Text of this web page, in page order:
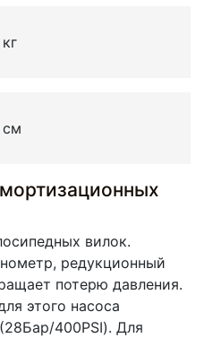
см
вилок.
редукционный
потерю давления.
этого насоса
400PSI). Для